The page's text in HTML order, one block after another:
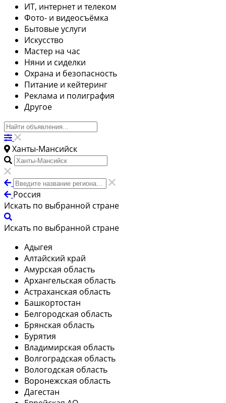
ИТ, интернет и телеком
Фото- и видеосъёмка
Бытовые услуги
Искусство
Мастер на час
Няни и сиделки
Охрана и безопасность
Питание и кейтеринг
Реклама и полиграфия
Другое
Ханты-Мансийск
Россия
Искать по выбранной стране
Искать по выбранной стране
Адыгея
Алтайский край
Амурская область
Архангельская область
Астраханская область
Башкортостан
Белгородская область
Брянская область
Бурятия
Владимирская область
Волгоградская область
Вологодская область
Воронежская область
Дагестан